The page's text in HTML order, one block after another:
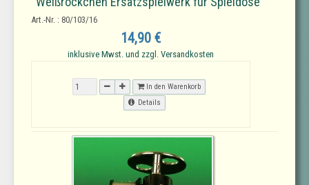
Art.-Nr. : 80/103/16
14,90 €
inklusive Mwst. und zzgl. Versandkosten
In den Warenkorb
Details